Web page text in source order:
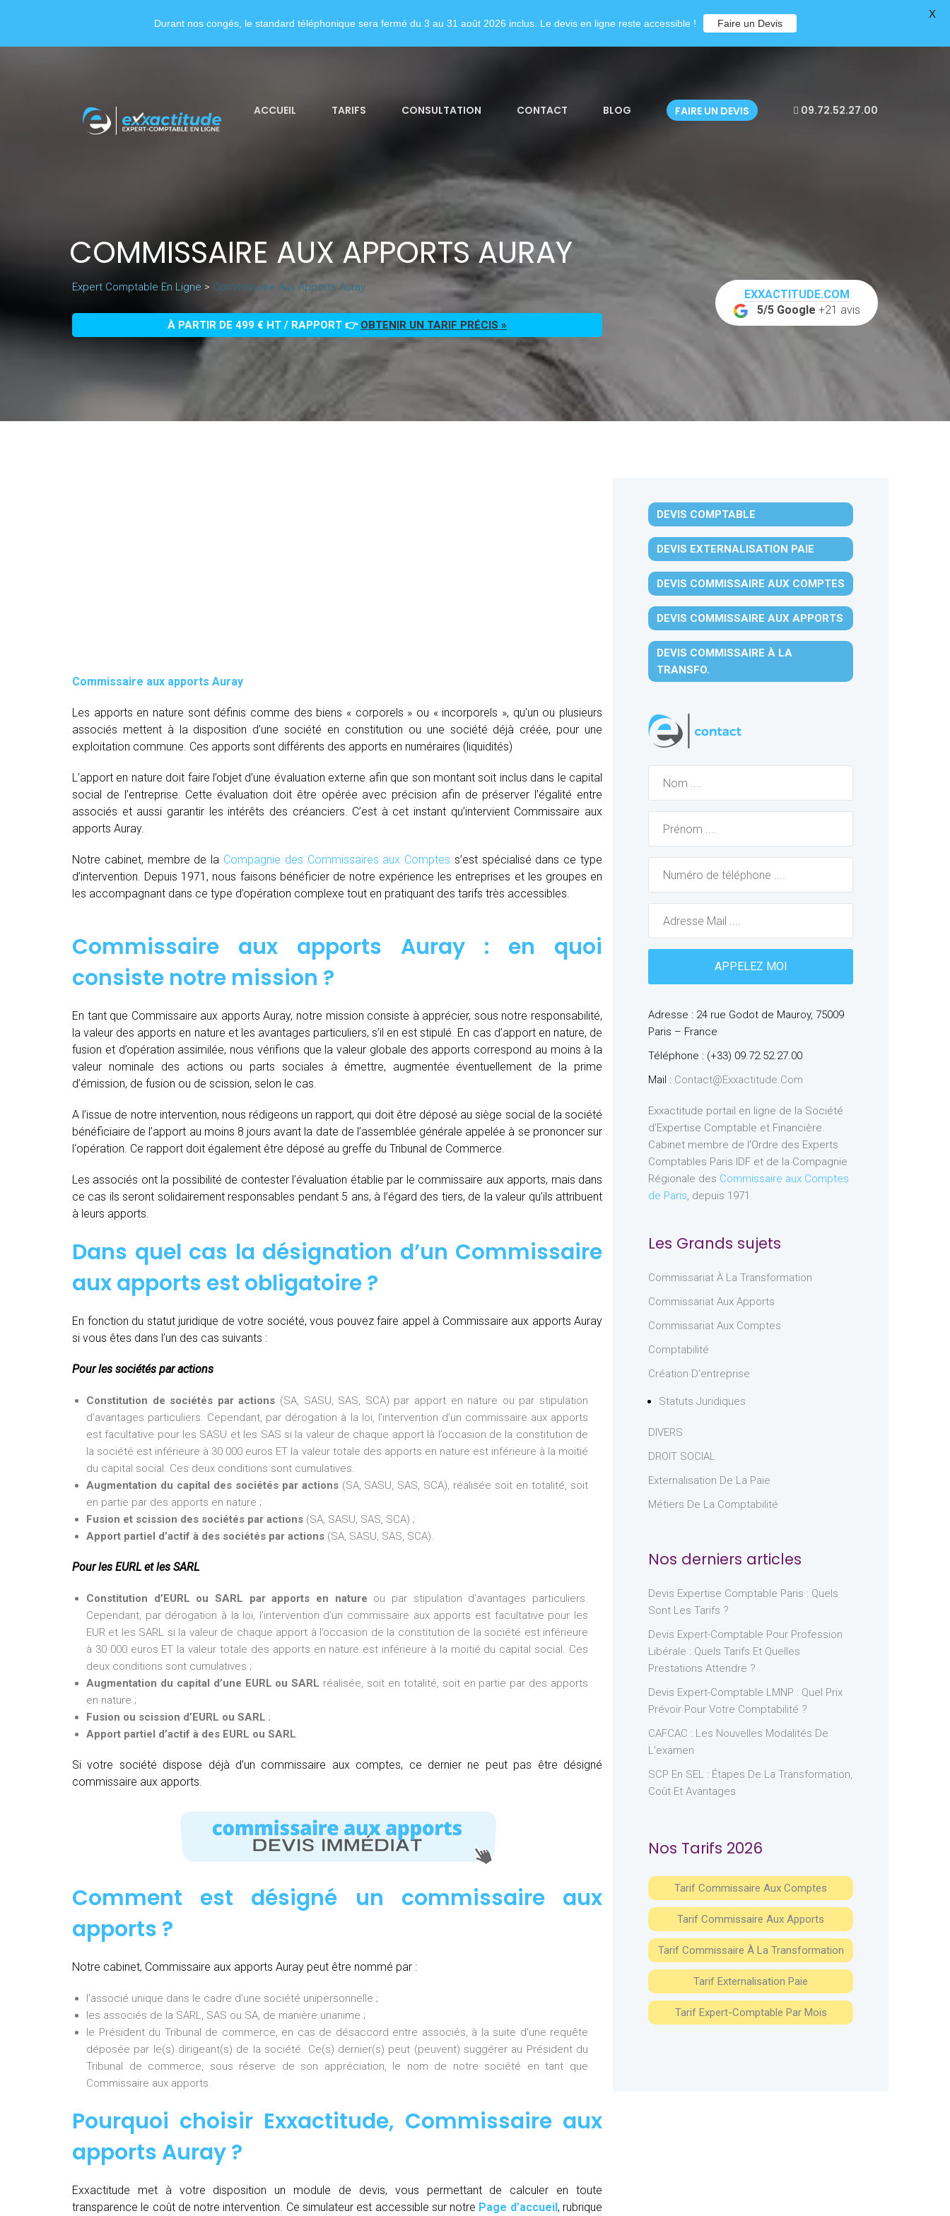
ACCUEIL TARIFS CONSULTATION CONTACT BLOG FAIRE UN DEVIS 09.72.52.27.00
COMMISSAIRE AUX APPORTS AURAY
Expert Comptable En Ligne > Commissaire Aux Apports Auray
À PARTIR DE 499 € HT / RAPPORT 👉 OBTENIR UN TARIF PRÉCIS »
EXXACTITUDE.COM
5/5 Google +21 avis
Commissaire aux apports Auray
Les apports en nature sont définis comme des biens « corporels » ou « incorporels », qu’un ou plusieurs
associés mettent à la disposition d’une société en constitution ou une société déjà créée, pour une
exploitation commune. Ces apports sont différents des apports en numéraires (liquidités)
L’apport en nature doit faire l’objet d’une évaluation externe afin que son montant soit inclus dans le capital
social de l’entreprise. Cette évaluation doit être opérée avec précision afin de préserver l’égalité entre
associés et aussi garantir les intérêts des créanciers. C’est à cet instant qu’intervient Commissaire aux
apports Auray.
Notre cabinet, membre de la Compagnie des Commissaires aux Comptes s’est spécialisé dans ce type
d’intervention. Depuis 1971, nous faisons bénéficier de notre expérience les entreprises et les groupes en
les accompagnant dans ce type d’opération complexe tout en pratiquant des tarifs très accessibles.
Commissaire aux apports Auray : en quoi
consiste notre mission ?
En tant que Commissaire aux apports Auray, notre mission consiste à apprécier, sous notre responsabilité,
la valeur des apports en nature et les avantages particuliers, s’il en est stipulé. En cas d’apport en nature, de
fusion et d’opération assimilée, nous vérifions que la valeur globale des apports correspond au moins à la
valeur nominale des actions ou parts sociales à émettre, augmentée éventuellement de la prime
d’émission, de fusion ou de scission, selon le cas.
A l’issue de notre intervention, nous rédigeons un rapport, qui doit être déposé au siège social de la société
bénéficiaire de l’apport au moins 8 jours avant la date de l’assemblée générale appelée à se prononcer sur
l‘opération. Ce rapport doit également être déposé au greffe du Tribunal de Commerce.
Les associés ont la possibilité de contester l’évaluation établie par le commissaire aux apports, mais dans
ce cas ils seront solidairement responsables pendant 5 ans, à l’égard des tiers, de la valeur qu’ils attribuent
à leurs apports.
Dans quel cas la désignation d’un Commissaire
aux apports est obligatoire ?
En fonction du statut juridique de votre société, vous pouvez faire appel à Commissaire aux apports Auray
si vous êtes dans l’un des cas suivants :
Pour les sociétés par actions
Constitution de sociétés par actions (SA, SASU, SAS, SCA) par apport en nature ou par stipulation
d’avantages particuliers. Cependant, par dérogation à la loi, l’intervention d’un commissaire aux apports
est facultative pour les SASU et les SAS si la valeur de chaque apport là l’occasion de la constitution de
la société est inférieure à 30 000 euros ET la valeur totale des apports en nature est inférieure à la moitié
du capital social. Ces deux conditions sont cumulatives.
Augmentation du capital des sociétés par actions(SA, SASU, SAS, SCA), réalisée soit en totalité, soit
en partie par des apports en nature ;
Fusion et scission des sociétés par actions (SA, SASU, SAS, SCA) ;
Apport partiel d’actif à des sociétés par actions (SA, SASU, SAS, SCA).
Pour les EURL et les SARL
Constitution d’EURL ou SARL par apports en nature ou par stipulation d’avantages particuliers.
Cependant, par dérogation à la loi, l’intervention d’un commissaire aux apports est facultative pour les
EUR et les SARL si la valeur de chaque apport à l’occasion de la constitution de la société est inférieure
à 30 000 euros ET la valeur totale des apports en nature est inférieure à la moitié du capital social. Ces
deux conditions sont cumulatives ;
Augmentation du capital d’une EURL ou SARL réalisée, soit en totalité, soit en partie par des apports
en nature ;
Fusion ou scission d’EURL ou SARL ;
Apport partiel d’actif à des EURL ou SARL.
Si votre société dispose déjà d’un commissaire aux comptes, ce dernier ne peut pas être désigné
commissaire aux apports.
Comment est désigné un commissaire aux
apports ?
Notre cabinet, Commissaire aux apports Auray peut être nommé par :
l’associé unique dans le cadre d’une société unipersonnelle ;
les associés de la SARL, SAS ou SA, de manière unanime ;
le Président du Tribunal de commerce, en cas de désaccord entre associés, à la suite d’une requête
déposée par le(s) dirigeant(s) de la société. Ce(s) dernier(s) peut (peuvent) suggérer au Président du
Tribunal de commerce, sous réserve de son appréciation, le nom de notre société en tant que
Commissaire aux apports.
Pourquoi choisir Exxactitude, Commissaire aux
apports Auray?
Exxactitude met à votre disposition un module de devis, vous permettant de calculer en toute
transparence le coût de notre intervention. Ce simulateur est accessible sur notre Page d’accueil, rubrique
DEVIS COMPTABLE
DEVIS EXTERNALISATION PAIE
DEVIS COMMISSAIRE AUX COMPTES
DEVIS COMMISSAIRE AUX APPORTS
DEVIS COMMISSAIRE À LA
TRANSFO.
Adresse : 24 rue Godot de Mauroy, 75009
Paris – France
Téléphone : (+33) 09.72.52.27.00
Mail : Contact@exxactitude.com
Exxactitude portail en ligne de la Société
d’Expertise Comptable et Financière.
Cabinet membre de l’Ordre des Experts
Comptables Paris IDF et de la Compagnie
Régionale des Commissaire aux Comptes
de Paris, depuis 1971.
Les Grands sujets
Commissariat À La Transformation
Commissariat Aux Apports
Commissariat Aux Comptes
Comptabilité
Création D'entreprise
Statuts Juridiques
DIVERS
DROIT SOCIAL
Externalisation De La Paie
Métiers De La Comptabilité
Nos derniers articles
Devis Expertise Comptable Paris : Quels
Sont Les Tarifs ?
Devis Expert-Comptable Pour Profession
Libérale : Quels Tarifs Et Quelles
Prestations Attendre ?
Devis Expert-Comptable LMNP : Quel Prix
Prévoir Pour Votre Comptabilité ?
CAFCAC : Les Nouvelles Modalités De
L’examen
SCP En SEL : Étapes De La Transformation,
Coût Et Avantages
Nos Tarifs 2026
Tarif Commissaire Aux Comptes
Tarif Commissaire Aux Apports
Tarif Commissaire À La Transformation
Tarif Externalisation Paie
Tarif Expert-Comptable Par Mois
Durant nos congés, le standard téléphonique sera fermé du 3 au 31 août 2026 inclus. Le devis en ligne reste accessible ! Faire un Devis
X